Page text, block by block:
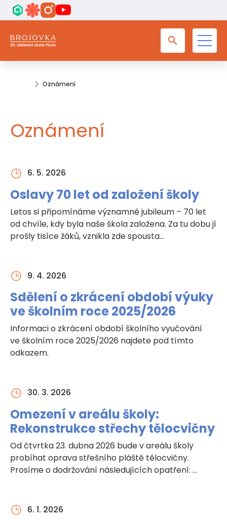
Oznámení
Oznámení
6. 5. 2026
Oslavy 70 let od založení školy
Letos si připomínáme významné jubileum – 70 let
od chvíle, kdy byla naše škola založena. Za tu dobu jí
prošly tisíce žáků, vznikla zde spousta…
9. 4. 2026
Sdělení o zkrácení období výuky
ve školním roce 2025/2026
Informaci o zkrácení období školního vyučování
ve školním roce 2025/2026 najdete pod tímto
odkazem.
30. 3. 2026
Omezení v areálu školy:
Rekonstrukce střechy tělocvičny
Od čtvrtka 23. dubna 2026 bude v areálu školy
probíhat oprava střešního pláště tělocvičny.
Prosíme o dodržování následujících opatření: …
6. 1. 2026